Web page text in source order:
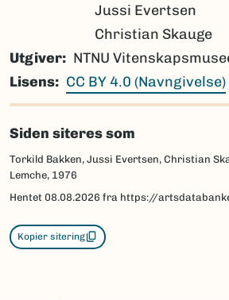
Jussi Evertsen
Christian Skauge
Utgiver
NTNU
Lisens
CC BY 4.0 (Navngivelse)
Siden siteres som
Torkild Bakken, Jussi Evertsen, Christian
Lemche, 1976
Hentet 08.08.2026 fra https://artsdatabanken.no/
Kopier sitering